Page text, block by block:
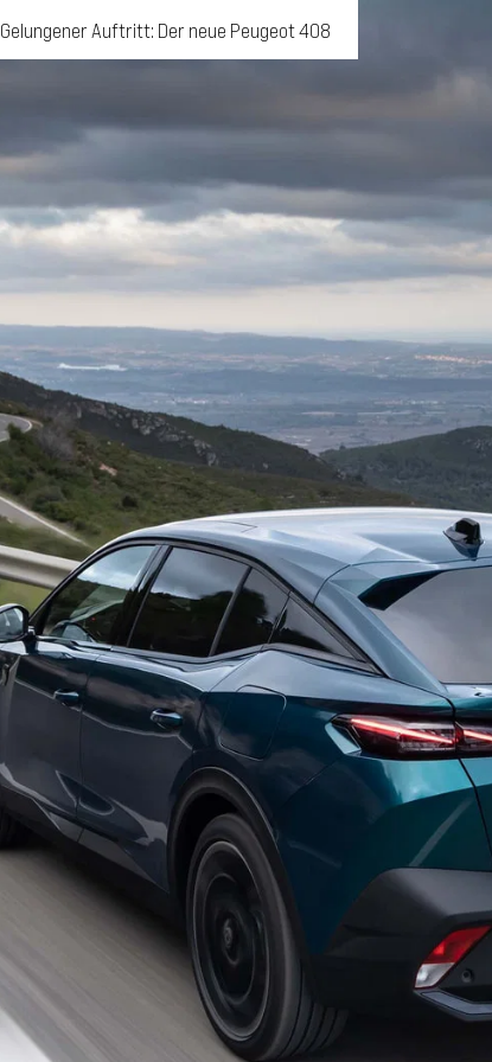
Gelungener Auftritt: Der neue Peugeot 408